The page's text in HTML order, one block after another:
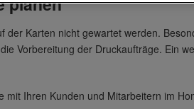
der Karten nicht gewartet werden.
Vorbereitung der Druckaufträge. Ein
Ihren Kunden und Mitarbeitern im